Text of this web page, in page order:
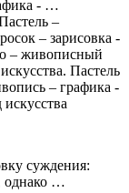
- …
–
– зарисовка -
– живописный
Пастель
– графика -
суждения:
однако …